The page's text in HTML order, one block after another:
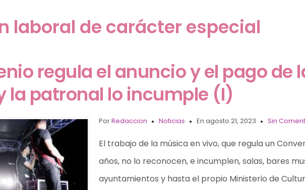
laboral de carácter especial
regula el anuncio y el pago de
la patronal lo incumple (I)
PorRedaccion Noticias En agosto 21, 2023 Sin
El trabajo de la música en vivo, que regula un
años, no lo reconocen, e incumplen, salas, bares
ayuntamientos y hasta el propio Ministerio de